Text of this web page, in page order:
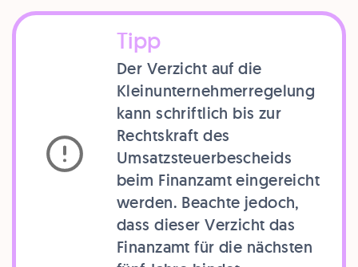
Tipp
Der Verzicht auf die
Kleinunternehmerregelung
kann schriftlich bis zur
Rechtskraft des
Umsatzsteuerbescheids
beim Finanzamt eingereicht
werden. Beachte jedoch,
dass dieser Verzicht das
Finanzamt für die nächsten